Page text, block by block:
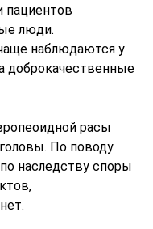
пациентов
люди.
наблюдаются у
доброкачественные
расы
По поводу
наследству споры